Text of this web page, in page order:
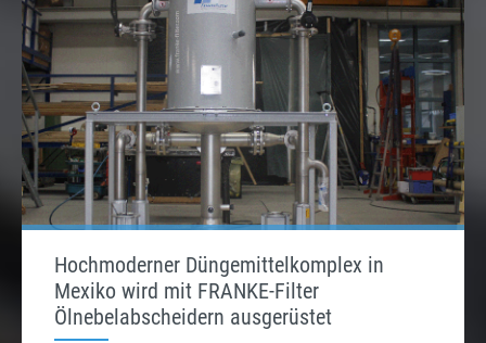
Hochmoderner Düngemittelkomplex in
Mexiko wird mit FRANKE-Filter
Ölnebelabscheidern ausgerüstet